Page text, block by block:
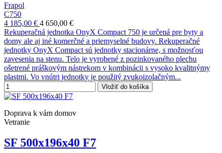
Frapol
C750
4 185,00 € 4 650,00 €
Rekuperačná jednotka OnyX Compact 750 je určená pre byty a
domy ale aj iné komerčné a priemyselné budovy. Rekuperačné
jednotky OnyX Compact sú jednotky stacionárne, s možnosťou
zavesenia na stenu. Telo je vyrobené z pozinkovaného plechu
ošetrené práškovým nástrekom v kombinácii s vysoko kvalitnýmy
plastmi. Vo vnútri jednotky je použitý zvukoizolačným...
Vložiť do košíka
Doprava k vám domov
Vetranie
SF 500x196x40 F7